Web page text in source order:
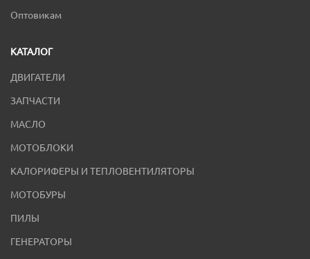
Оптовикам
КАТАЛОГ
ДВИГАТЕЛИ
ЗАПЧАСТИ
МАСЛО
МОТОБЛОКИ
КАЛОРИФЕРЫ И ТЕПЛОВЕНТИЛЯТОРЫ
МОТОБУРЫ
ПИЛЫ
ГЕНЕРАТОРЫ